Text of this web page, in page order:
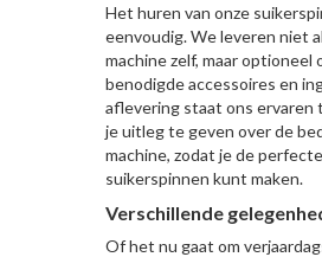
Het huren van onze
eenvoudig. We leveren niet
machine zelf, maar optioneel
benodigde accessoires en
aflevering staat ons ervaren
je uitleg te geven over de
machine, zodat je de perfecte
suikerspinnen kunt maken.
Verschillende
Of het nu gaat om